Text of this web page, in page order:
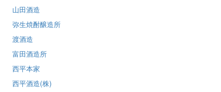
山田酒造
弥生焼酎醸造所
渡酒造
富田酒造所
西平本家
西平酒造(株)